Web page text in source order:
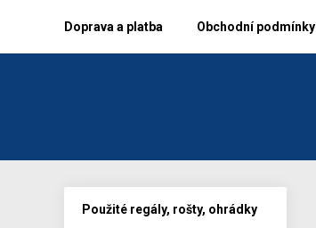
Doprava a platba Obchodní podmínky
Použité regály, rošty, ohrádky